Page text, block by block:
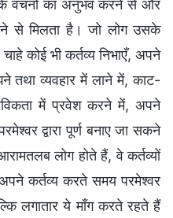
के वचनों का अनुभव करने से और
से मिलता है। जो लोग उसके
कोई भी कर्तव्य निभाएँ, अपने
तथा व्यवहार में लाने में, काट-
में प्रवेश करने में, अपने
द्वारा पूर्ण बनाए जा सकने
लोग होते हैं, वे कर्तव्यों
कर्तव्य करते समय परमेश्वर
लगातार ये माँग करते रहते हैं